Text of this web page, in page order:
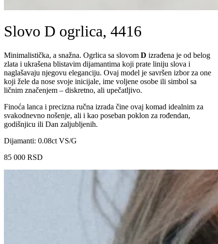
Slovo D ogrlica, 4416
Minimalistička, a snažna. Ogrlica sa slovom D izrađena je od belog
zlata i ukrašena blistavim dijamantima koji prate liniju slova i
naglašavaju njegovu eleganciju. Ovaj model je savršen izbor za one
koji žele da nose svoje inicijale, ime voljene osobe ili simbol sa
ličnim značenjem – diskretno, ali upečatljivo.
Finoća lanca i precizna ručna izrada čine ovaj komad idealnim za
svakodnevno nošenje, ali i kao poseban poklon za rođendan,
godišnjicu ili Dan zaljubljenih.
Dijamanti: 0.08ct VS/G
85 000 RSD